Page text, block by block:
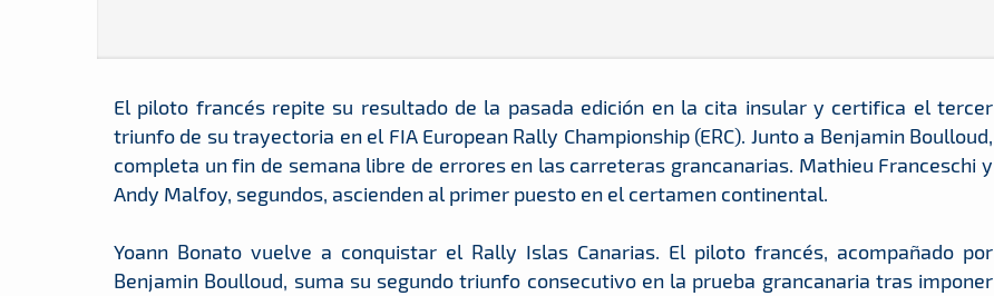
El piloto francés repite su resultado de la pasada edición en la cita insular y certifica el tercer
triunfo de su trayectoria en el FIA European Rally Championship (ERC). Junto a Benjamin Boulloud,
completa un fin de semana libre de errores en las carreteras grancanarias. Mathieu Franceschi y
Andy Malfoy, segundos, ascienden al primer puesto en el certamen continental.
Yoann Bonato vuelve a conquistar el Rally Islas Canarias. El piloto francés, acompañado por
Benjamin Boulloud, suma su segundo triunfo consecutivo en la prueba grancanaria tras imponer